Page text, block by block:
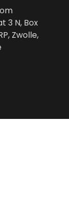
3 N, Box
Zwolle,